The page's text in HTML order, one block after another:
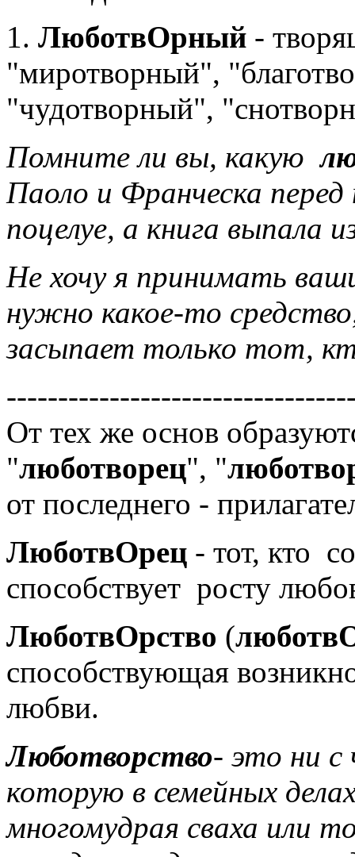
1. ЛюботвОрный -
"миротворный",
"чудотворный",
Помните ли вы, какую
Паоло и Франческа перед
поцелуе, а книга выпала
Не хочу я принимать
нужно какое-то
засыпает только тот,
От тех же основ
"люботворец", "
от последнего -
ЛюботвОрец - тот, кто
способствует росту
ЛюботвОрство (
способствующая
любви.
Люботворство- это ни с
которую в семейных
многомудрая сваха или